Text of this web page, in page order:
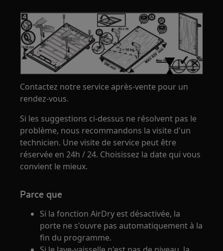
Contactez notre service après-vente pour un
rendez-vous.
Si les suggestions ci-dessus ne résolvent pas le
problème, nous recommandons la visite d'un
technicien. Une visite de service peut être
réservée en 24h / 24. Choisissez la date qui vous
convient le mieux.
Parce que
Si la fonction AirDry est désactivée, la
porte ne s'ouvre pas automatiquement à la
fin du programme.